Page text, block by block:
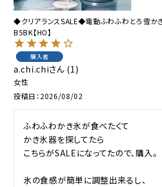
◆クリアランスSALE◆電動ふわふわとろ雪か
B5BK【HO】
購入者
a.chi.chi 1
女性
投稿日 2026/08/02
ふわふわかき氷が食べたくて
かき氷器を探してたら
こちらがSALEになってたので、購入。
氷の食感が簡単に調整出来るし、